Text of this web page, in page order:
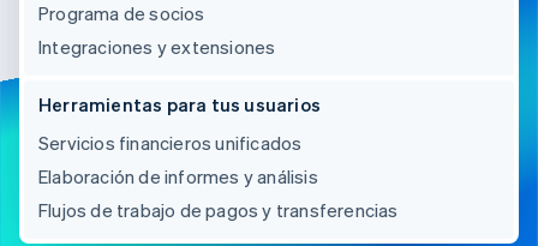
Programa de socios
Integraciones y extensiones
Herramientas para tus usuarios
Servicios financieros unificados
Elaboración de informes y análisis
Flujos de trabajo de pagos y transferencias